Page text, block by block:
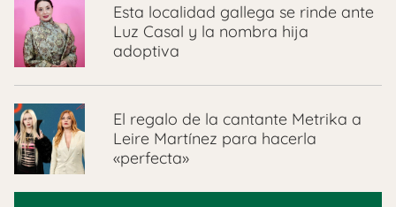
Esta localidad gallega se rinde ante
Luz Casal y la nombra hija
adoptiva
El regalo de la cantante Metrika a
Leire Martínez para hacerla
«perfecta»